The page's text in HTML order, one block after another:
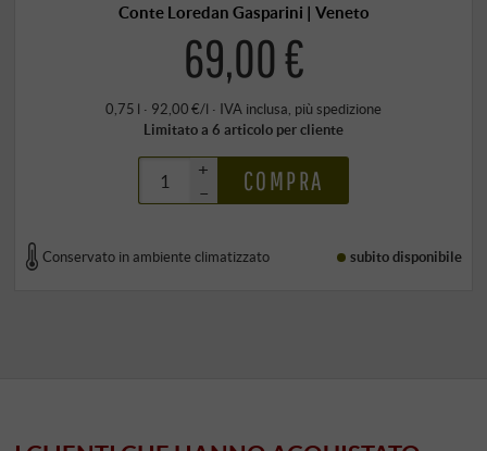
Conte Loredan Gasparini | Veneto
69,00 €
0,75 l · 92,00 €/l · IVA inclusa, più spedizione
Limitato a 6 articolo per cliente
+
–
COMPRA
Conservato in ambiente climatizzato subito disponibile